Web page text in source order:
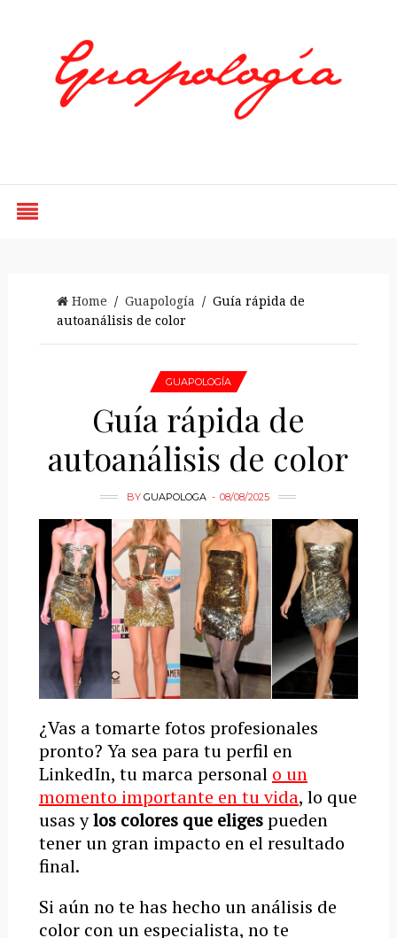
Home / Guapología / Guía rápida de
autoanálisis de color
GUAPOLOGÍA
Guía rápida de
autoanálisis de color
BYGUAPOLOGA 08/08/2025
¿Vas a tomarte fotos profesionales
pronto? Ya sea para tu perfil en
LinkedIn, tu marca personal o un
momento importante en tu vida, lo que
usas ylos colores que eligespueden
tener un gran impacto en el resultado
final.
Si aún no te has hecho un análisis de
color con un especialista, no te